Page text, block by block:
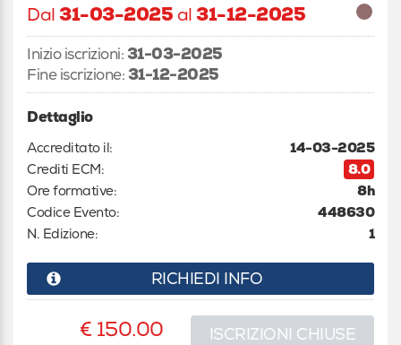
Dal31-03-2025 al31-12-2025
Inizio iscrizioni: 31-03-2025
Fine iscrizione: 31-12-2025
Dettaglio
Accreditato il:
14-03-2025
Crediti ECM:
8.0
Ore formative:
8h
Codice Evento:
448630
N. Edizione:
1
RICHIEDI INFO
ISCRIZIONI CHIUSE
€ 150.00